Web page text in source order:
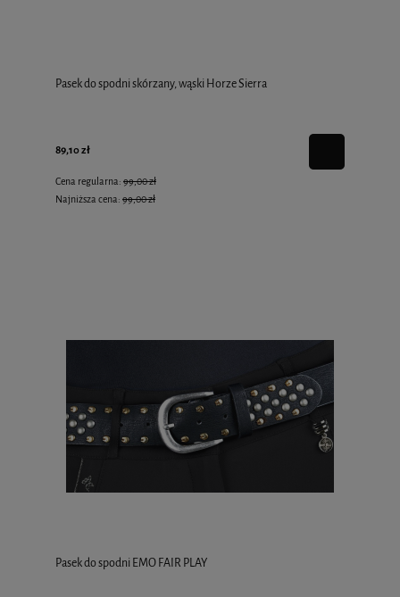
Pasek do spodni skórzany, wąski Horze Sierra
89,10 zł
Cena regularna: 99,00 zł
Najniższa cena: 99,00 zł
Pasek do spodni EMO FAIR PLAY